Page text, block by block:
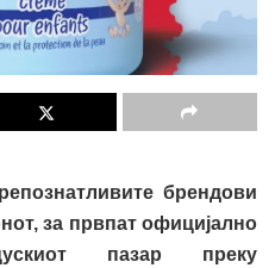
брендови
за првпат официјално
пазар преку